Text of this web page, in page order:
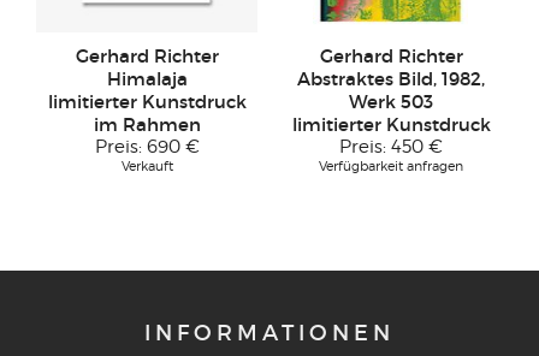
Gerhard Richter
Himalaja
limitierter Kunstdruck
im Rahmen
Preis: 690 €
Verkauft
Gerhard Richter
Abstraktes Bild, 1982,
Werk 503
limitierter Kunstdruck
Preis: 450 €
Verfügbarkeit anfragen
INFORMATIONEN